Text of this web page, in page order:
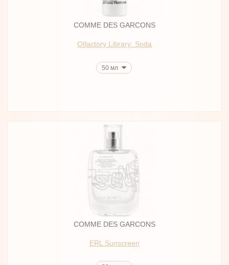
COMME DES GARCONS
Olfactory Library: Soda
50 мл
COMME DES GARCONS
ERL Sunscreen